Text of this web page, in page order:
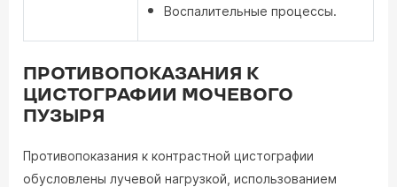
Воспалительные процессы.
ПРОТИВОПОКАЗАНИЯ К
ЦИСТОГРАФИИ МОЧЕВОГО
ПУЗЫРЯ
Противопоказания к контрастной цистографии
обусловлены лучевой нагрузкой, использованием